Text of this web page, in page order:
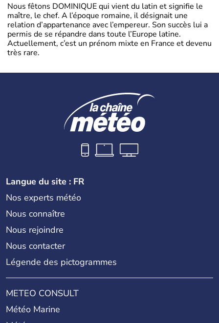
Nous fêtons DOMINIQUE qui vient du latin et signifie le
maître, le chef. A l’époque romaine, il désignait une
relation d’appartenance avec l’empereur. Son succès lui a
permis de se répandre dans toute l’Europe latine.
Actuellement, c’est un prénom mixte en France et devenu
très rare.
Langue du site : FR
Nos experts météo
Nous connaître
Nous rejoindre
Nous contacter
Légende des pictogrammes
METEO CONSULT
Météo Marine